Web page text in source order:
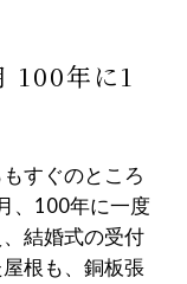
100年に1
すぐのところ
、100年に一度
結婚式の受付
根も、銅板張